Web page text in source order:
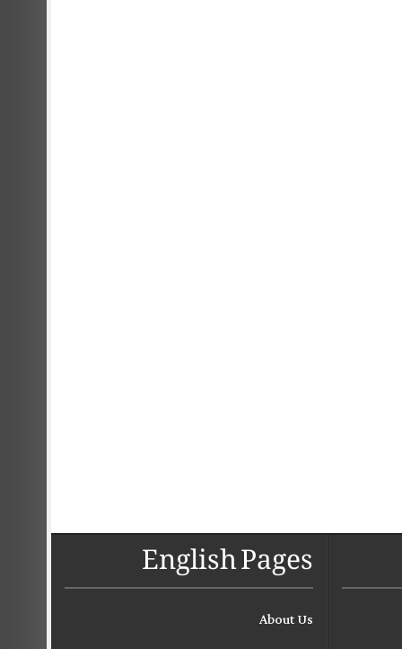
English Pages
About Us